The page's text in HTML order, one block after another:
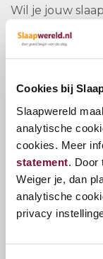
Cookies bij
Slaapwereld
analytische
cookies. Meer
statement. Door
Weiger je, dan
analytische
privacy
Wil je jouw
afgewerkte
Luxe
Thermogel-
slaapcomfort
Partner-
kant